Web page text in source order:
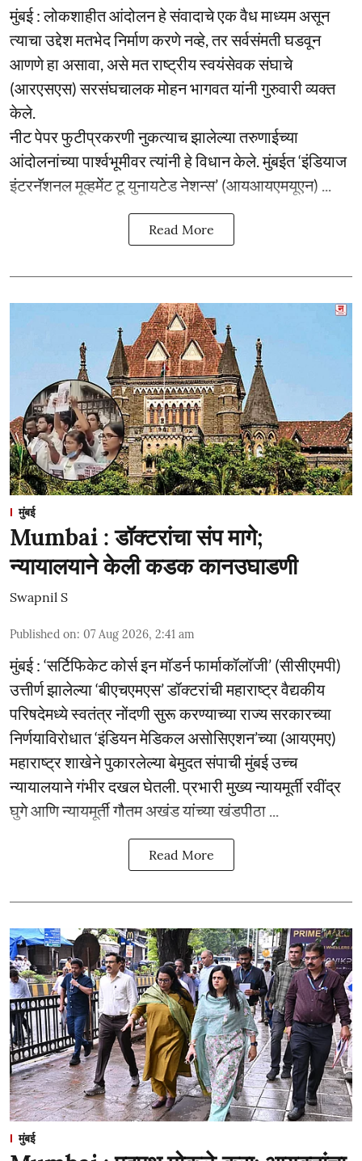
मुंबई : लोकशाहीत आंदोलन हे संवादाचे एक वैध माध्यम असून
त्याचा उद्देश मतभेद निर्माण करणे नव्हे, तर सर्वसंमती घडवून
आणणे हा असावा, असे मत राष्ट्रीय स्वयंसेवक संघाचे
(आरएसएस) सरसंघचालक मोहन भागवत यांनी गुरुवारी व्यक्त
केले.
नीट पेपर फुटीप्रकरणी नुकत्याच झालेल्या तरुणाईच्या
आंदोलनांच्या पार्श्वभूमीवर त्यांनी हे विधान केले. मुंबईत ‘इंडियाज
इंटरनॅशनल मूव्हमेंट टू युनायटेड नेशन्स’ (आयआयएमयूएन) ...
Read More
मुंबई
Mumbai : डॉक्टरांचा संप मागे;
न्यायालयाने केली कडक कानउघाडणी
Swapnil S
Published on: 07 Aug 2026, 2:41 am
मुंबई : ‘सर्टिफिकेट कोर्स इन मॉडर्न फार्माकॉलॉजी’ (सीसीएमपी)
उत्तीर्ण झालेल्या ‘बीएचएमएस’ डॉक्टरांची महाराष्ट्र वैद्यकीय
परिषदेमध्ये स्वतंत्र नोंदणी सुरू करण्याच्या राज्य सरकारच्या
निर्णयाविरोधात ‘इंडियन मेडिकल असोसिएशन’च्या (आयएमए)
महाराष्ट्र शाखेने पुकारलेल्या बेमुदत संपाची मुंबई उच्च
न्यायालयाने गंभीर दखल घेतली. प्रभारी मुख्य न्यायमूर्ती रवींद्र
घुगे आणि न्यायमूर्ती गौतम अखंड यांच्या खंडपीठा ...
Read More
मुंबई